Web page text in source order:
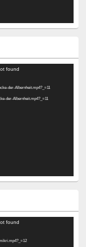
found
der-Albernheit.mp4?_=11
der-Albernheit.mp4?_=11
found